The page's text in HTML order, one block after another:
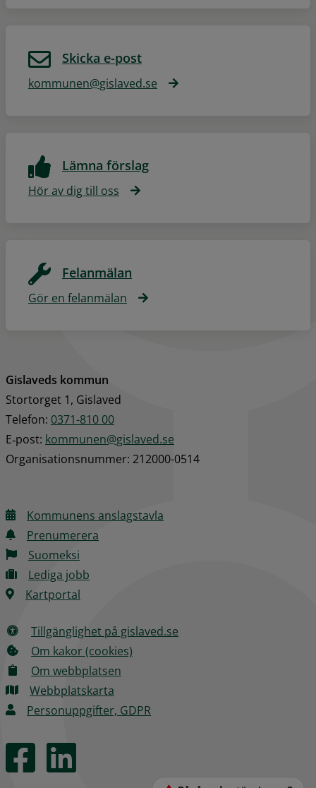
Skicka e-post
kommunen@gislaved.se
Lämna förslag
Hör av dig till oss
Felanmälan
Gör en felanmälan
Gislaveds kommun
Stortorget 1, Gislaved
Telefon: 0371-810 00
E‑post: kommunen@gislaved.se
Organisationsnummer: 212000-0514
Kommunens anslagstavla
Prenumerera
Suomeksi
Lediga jobb
Kartportal
Tillgänglighet på gislaved.se
Om kakor (cookies)
Om webbplatsen
Webbplatskarta
Personuppgifter, GDPR